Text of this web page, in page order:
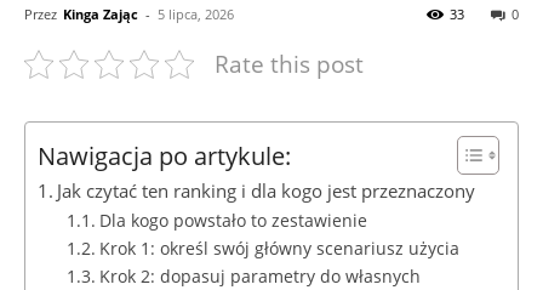
Przez Kinga Zając - 5 lipca, 2026 0
33
Rate this post
Nawigacja po artykule:
Jak czytać ten ranking i dla kogo jest przeznaczony
Dla kogo powstało to zestawienie
Krok 1: określ swój główny scenariusz użycia
Krok 2: dopasuj parametry do własnych